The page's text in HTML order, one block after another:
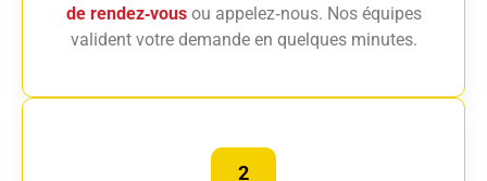
de rendez‑vousou appelez‑nous. Nos équipes
valident votre demande en quelques minutes.
2